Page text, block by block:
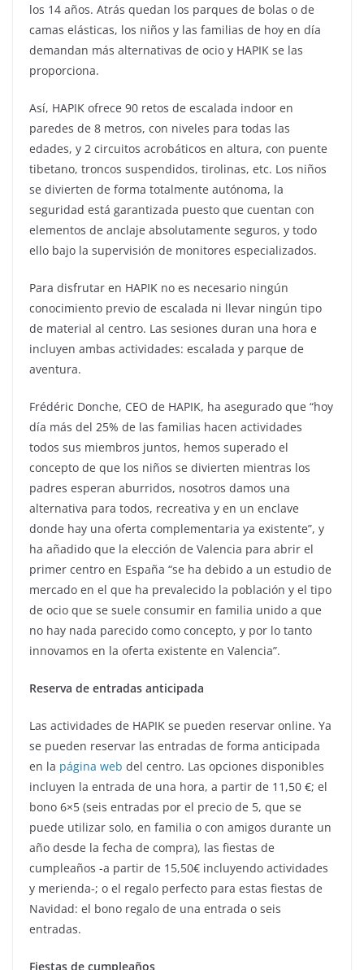
los 14 años. Atrás quedan los parques de bolas o de
camas elásticas, los niños y las familias de hoy en día
demandan más alternativas de ocio y HAPIK se las
proporciona.
Así, HAPIK ofrece 90 retos de escalada indoor en
paredes de 8 metros, con niveles para todas las
edades, y 2 circuitos acrobáticos en altura, con puente
tibetano, troncos suspendidos, tirolinas, etc. Los niños
se divierten de forma totalmente autónoma, la
seguridad está garantizada puesto que cuentan con
elementos de anclaje absolutamente seguros, y todo
ello bajo la supervisión de monitores especializados.
Para disfrutar en HAPIK no es necesario ningún
conocimiento previo de escalada ni llevar ningún tipo
de material al centro. Las sesiones duran una hora e
incluyen ambas actividades: escalada y parque de
aventura.
Frédéric Donche, CEO de HAPIK, ha asegurado que “hoy
día más del 25% de las familias hacen actividades
todos sus miembros juntos, hemos superado el
concepto de que los niños se divierten mientras los
padres esperan aburridos, nosotros damos una
alternativa para todos, recreativa y en un enclave
donde hay una oferta complementaria ya existente”, y
ha añadido que la elección de Valencia para abrir el
primer centro en España “se ha debido a un estudio de
mercado en el que ha prevalecido la población y el tipo
de ocio que se suele consumir en familia unido a que
no hay nada parecido como concepto, y por lo tanto
innovamos en la oferta existente en Valencia”.
Reserva de entradas anticipada
Las actividades de HAPIK se pueden reservar online. Ya
se pueden reservar las entradas de forma anticipada
en la página web del centro. Las opciones disponibles
incluyen la entrada de una hora, a partir de 11,50 €; el
bono 6×5 (seis entradas por el precio de 5, que se
puede utilizar solo, en familia o con amigos durante un
año desde la fecha de compra), las fiestas de
cumpleaños -a partir de 15,50€ incluyendo actividades
y merienda-; o el regalo perfecto para estas fiestas de
Navidad: el bono regalo de una entrada o seis
entradas.
Fiestas de cumpleaños